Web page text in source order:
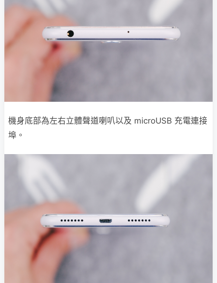
機身底部為左右立體聲道喇叭以及 microUSB 充電連接
埠。